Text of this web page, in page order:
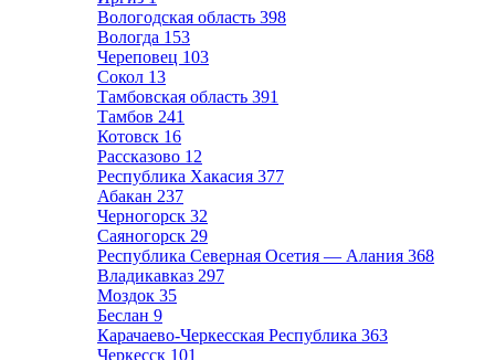
Вологодская область 398
Вологда 153
Череповец 103
Сокол 13
Тамбовская область 391
Тамбов 241
Котовск 16
Рассказово 12
Республика Хакасия 377
Абакан 237
Черногорск 32
Саяногорск 29
Республика Северная Осетия — Алания 368
Владикавказ 297
Моздок 35
Беслан 9
Карачаево-Черкесская Республика 363
Черкесск 101